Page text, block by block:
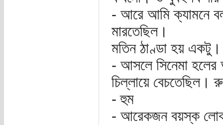
- আরে আমি ক্যামনে
মারতেছিল।
মতিন ঠাণ্ডা হয় একটু।
- আসলে সিনেমা হলের
চিল্লায়ে বেচতেছিল।
- হুম
- আরেকজন বয়স্ক লোক